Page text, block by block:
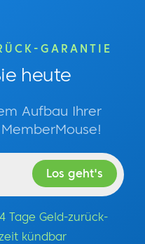
GARANTIE
heute
Aufbau Ihrer
Tage Geld-zurück-
kündbar